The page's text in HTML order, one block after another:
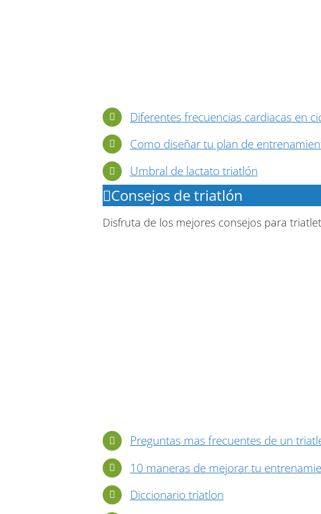
Diferentes frecuencias cardiacas en
Como diseñar tu plan de
Umbral de lactato triatlón
Consejos de triatlón
Disfruta de los mejores consejos para
Preguntas mas frecuentes de un
10 maneras de mejorar tu
Diccionario triatlon